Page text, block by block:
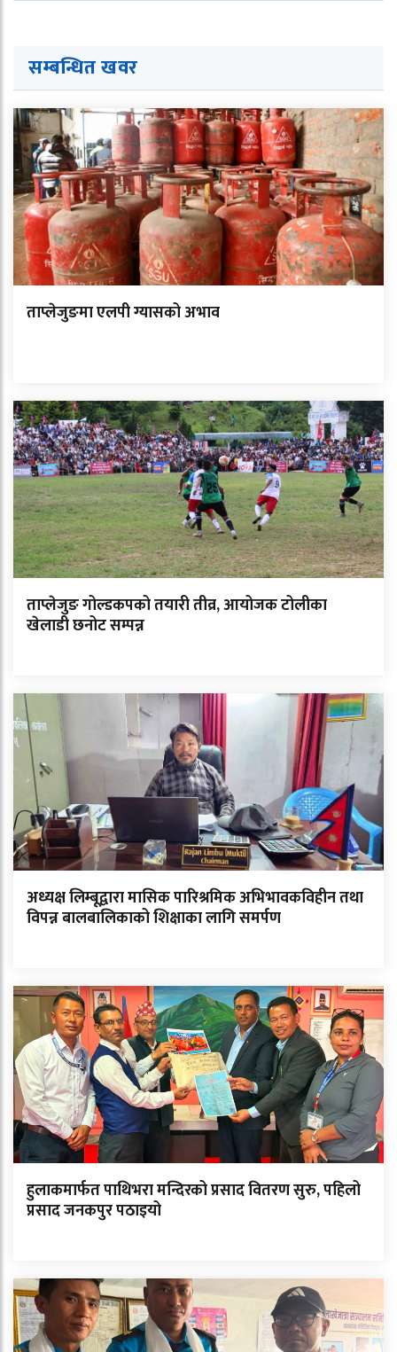
सम्बन्धित खवर
ताप्लेजुङमा एलपी ग्यासको अभाव
ताप्लेजुङ गोल्डकपको तयारी तीव्र, आयोजक टोलीका
खेलाडी छनोट सम्पन्न
अध्यक्ष लिम्बूद्वारा मासिक पारिश्रमिक अभिभावकविहीन तथा
विपन्न बालबालिकाको शिक्षाका लागि समर्पण
हुलाकमार्फत पाथिभरा मन्दिरको प्रसाद वितरण सुरु, पहिलो
प्रसाद जनकपुर पठाइयो